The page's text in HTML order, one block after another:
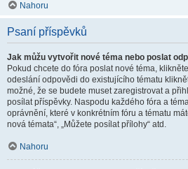
Nahoru
Psaní příspěvků
Jak můžu vytvořit nové téma nebo poslat
Pokud chcete do fóra poslat nové téma,
odeslání odpovědi do existujícího tématu
možné, že se budete muset zaregistrovat a
posílat příspěvky. Naspodu každého fóra a
oprávnění, které v konkrétním fóru a tématu
nová témata“, „Můžete posílat přílohy“ atd.
Nahoru